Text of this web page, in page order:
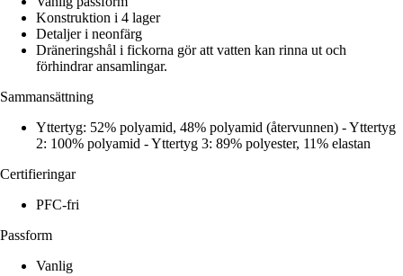
Konstruktion i 4 lager
Detaljer i neonfärg
Dräneringshål i fickorna gör att vatten kan rinna ut och
förhindrar ansamlingar.
Sammansättning
Yttertyg: 52% polyamid, 48% polyamid (återvunnen) - Yttertyg
2: 100% polyamid - Yttertyg 3: 89% polyester, 11% elastan
Certifieringar
PFC-fri
Passform
Vanlig